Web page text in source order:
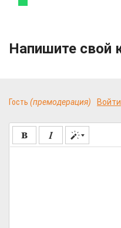
Напишите свой
Гость (премодерация) Войти